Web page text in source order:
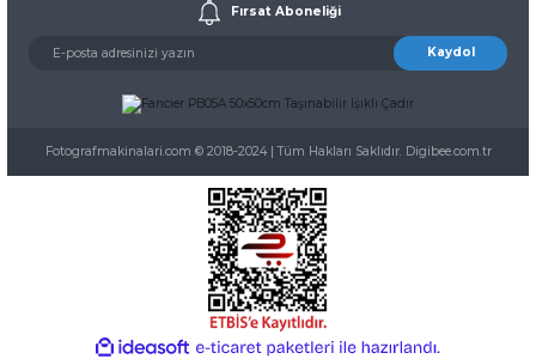
Fırsat Aboneliği
Kaydol
Fotografmakinalari.com © 2018-2024 | Tüm Hakları Saklıdır. Digibee.com.tr
ideasoft e-